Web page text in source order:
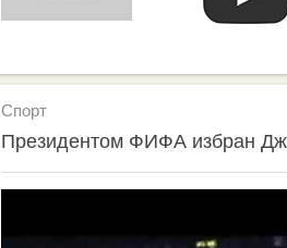
Спорт
Президентом ФИФА избран